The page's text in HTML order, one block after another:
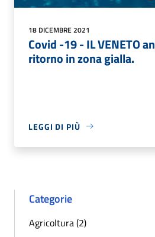
18 DICEMBRE 2021
Covid -19 - IL VENETO
ritorno in zona gialla.
LEGGI DI PIÙ
Categorie
Agricoltura (2)